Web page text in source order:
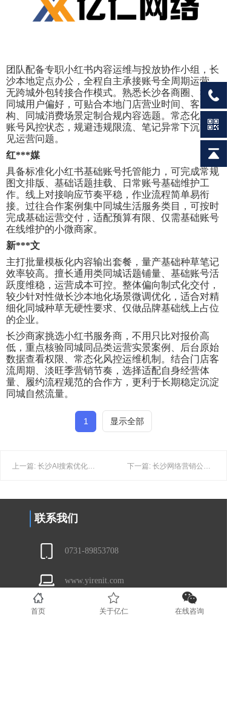
团队配备专职小红书内容运维与投放协作小组，长
沙本地定点办公，全程自主承接账号全周期运营，
无跨城外包转接合作模式。熟悉长沙各商圈、社区
同城用户偏好，可贴合本地门店营业时间、客群结
构、同城消费场景定制合规内容选题。常态化巡检
账号风控状态，规避违规限流、笔记异常下沉等常
见运营问题。
红***媒
具备标准化小红书基础账号托管能力，可完成常规
图文排版、基础话题挂载、日常账号基础维护工
作。线上对接响应节奏平稳，作业流程简单易衔
接。过往合作案例集中同城生活服务类目，可按时
完成基础运营交付，适配预算有限、仅需基础账号
在线维护的小微商家。
新***文
主打批量模板化内容输出套餐，量产基础种草笔记
效率较高。擅长通用类同城话题铺量、基础账号活
跃度维稳，运营成本可控。整体偏向制式化交付，
较少针对性做长沙本地化场景微调优化，适合对精
细化同城种草无硬性要求、仅做品牌基础线上占位
的企业。
长沙商家挑选小红书服务商，不用只比对报价高
低，重点核验同城同品类运营实景案例、后台原始
数据查看权限、常态化风控运维机制。结合门店客
流周期、淡旺季营销节奏，选择适配自身经营体
量、履约流程规范的合作方，更利于长期稳定沉淀
同城自然流量。
1 显示全部
上一篇: 长沙AI搜索优化公司横向评测：算法适配与模型收录能力 下一篇: 长沙网络营销公司实测排行：聚焦本地实操落地能力专项评测
联系我们
0731-89853708
www.yirenit.com
湖南省长沙市五一广场 (业务部）
广东省深圳市福田区（业务部）
首页 关于亿仁 在线咨询